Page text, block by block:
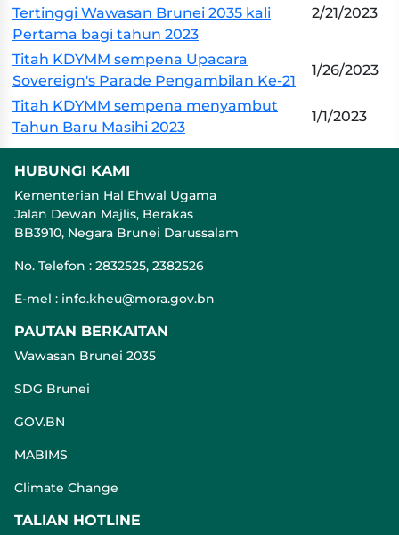
Tertinggi Wawasan Brunei 2035 kali
Pertama bagi tahun 2023
2/21/2023
Titah KDYMM sempena Upacara
Sovereign's Parade Pengambilan Ke-21
1/26/2023
Titah KDYMM sempena menyambut
Tahun Baru Masihi 2023
1/1/2023
HUBUNGI KAMI
Kementerian Hal Ehwal Ugama
Jalan Dewan Majlis, Berakas
BB3910, Negara Brunei Darussalam
No. Telefon : 2832525, 2382526
E-mel : info.kheu@mora.gov.bn
PAUTAN BERKAITAN
Wawasan Brunei 2035
SDG Brunei
GOV.BN
MABIMS
Climate Change
TALIAN HOTLINE